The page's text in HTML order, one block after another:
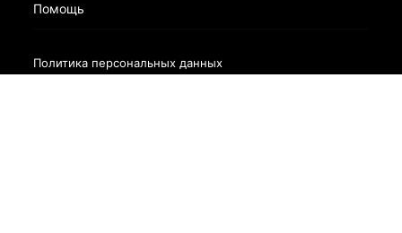
Помощь
Политика персональных данных